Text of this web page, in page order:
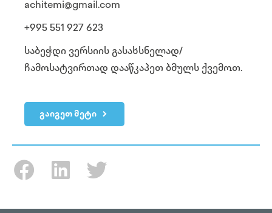
achitemi@gmail.com
+995 551 927 623
საბეჭდი ვერსიის გასახსნელად/
ჩამოსატვირთად დააწკაპეთ ბმულს ქვემოთ.
გაიგეთ მეტი